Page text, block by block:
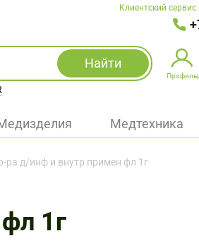
Клиентский
Найти
Медицинская техника
Профиль
Избранное
Войти
Медтехника
д/инф и внутр примен фл 1г
1г